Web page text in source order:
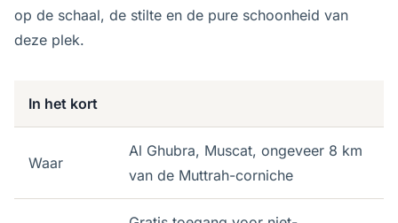
op de schaal, de stilte en de pure schoonheid van
deze plek.
In het kort
Waar
Al Ghubra, Muscat, ongeveer 8 km
van de Muttrah-corniche